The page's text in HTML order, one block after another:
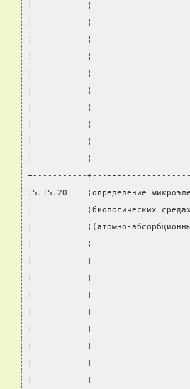
¦           ¦
¦           ¦
¦           ¦
¦           ¦
¦           ¦
¦           ¦
¦           ¦
¦           ¦
¦           ¦
¦           ¦
+-----------
¦5.15.20    ¦определение
¦           ¦биологических
¦           ¦(атомно-
¦           ¦
¦           ¦
¦           ¦
¦           ¦
¦           ¦
¦           ¦
¦           ¦
¦           ¦
¦           ¦